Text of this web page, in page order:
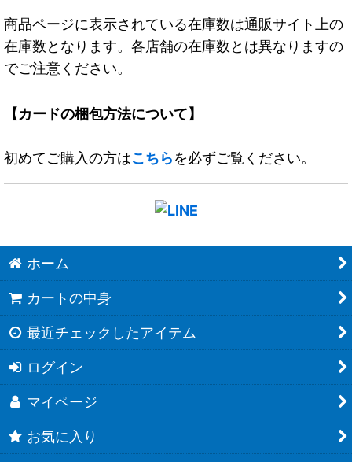
商品ページに表示されている在庫数は通販サイト上の
在庫数となります。各店舗の在庫数とは異なりますの
でご注意ください。
【カードの梱包方法について】
初めてご購入の方はこちらを必ずご覧ください。
ホーム
カートの中身
最近チェックしたアイテム
ログイン
マイページ
お気に入り